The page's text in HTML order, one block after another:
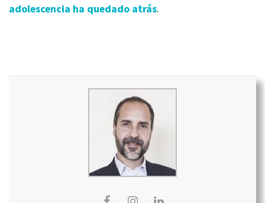
adolescencia ha quedado atrás.